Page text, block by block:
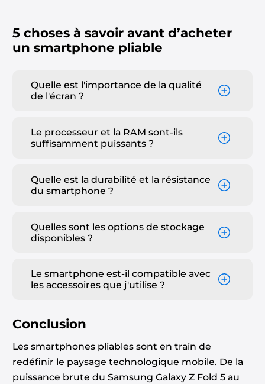
5 choses à savoir avant d’acheter
un smartphone pliable
Quelle est l'importance de la qualité
de l'écran ?
Le processeur et la RAM sont-ils
suffisamment puissants ?
Quelle est la durabilité et la résistance
du smartphone ?
Quelles sont les options de stockage
disponibles ?
Le smartphone est-il compatible avec
les accessoires que j'utilise ?
Conclusion
Les smartphones pliables sont en train de
redéfinir le paysage technologique mobile. De la
puissance brute du Samsung Galaxy Z Fold 5 au